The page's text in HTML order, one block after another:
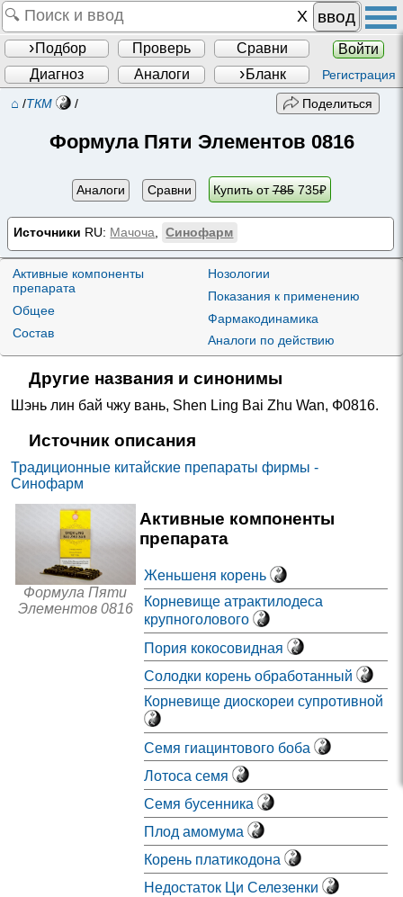
ввод
Подбор Проверь Сравни
Войти
Диагноз
Аналоги Бланк Регистрация
⌂ /ТКМ / Поделиться
Формула Пяти Элементов 0816
Аналоги Сравни Купить от785 735₽
Источники RU: Мачоча Синофарм
Активные компоненты
препарата
Общее
Состав
Нозологии
Показания к применению
Фармакодинамика
Аналоги по действию
Другие названия и синонимы
Шэнь лин бай чжу вань, Shen Ling Bai Zhu Wan, Ф0816.
Источник описания
Традиционные китайские препараты фирмы -
Синофарм
Формула Пяти
Элементов 0816
Активные компоненты
препарата
Женьшеня корень
Корневище атрактилодеса
крупноголового
Пория кокосовидная
Солодки корень обработанный
Корневище диоскореи супротивной
Семя гиацинтового боба
Лотоса семя
Семя бусенника
Плод амомума
Корень платикодона
Недостаток Ци Селезенки